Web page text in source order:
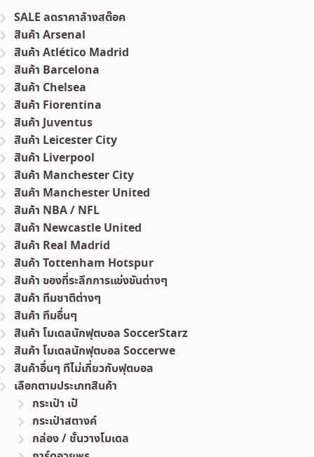
SALE ลดราคาล้างสต๊อค
สินค้า Arsenal
สินค้า Atlético Madrid
สินค้า Barcelona
สินค้า Chelsea
สินค้า Fiorentina
สินค้า Juventus
สินค้า Leicester City
สินค้า Liverpool
สินค้า Manchester City
สินค้า Manchester United
สินค้า NBA / NFL
สินค้า Newcastle United
สินค้า Real Madrid
สินค้า Tottenham Hotspur
สินค้า ของที่ระลึกการแข่งขันต่างๆ
สินค้า ทีมชาติต่างๆ
สินค้า ทีมอื่นๆ
สินค้า โมเดลนักฟุตบอล SoccerStarz
สินค้า โมเดลนักฟุตบอล Soccerwe
สินค้าอื่นๆ ทีไม่เกี่ยวกับฟุตบอล
เลือกตามประเภทสินค้า
กระเป๋า เป้
กระเป๋าสตางค์
กล่อง / ชั้นวางโมเดล